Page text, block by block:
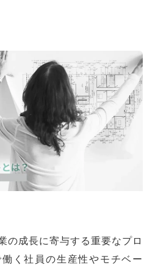
の成長に寄与する重要なプロ
く社員の生産性やモチベー